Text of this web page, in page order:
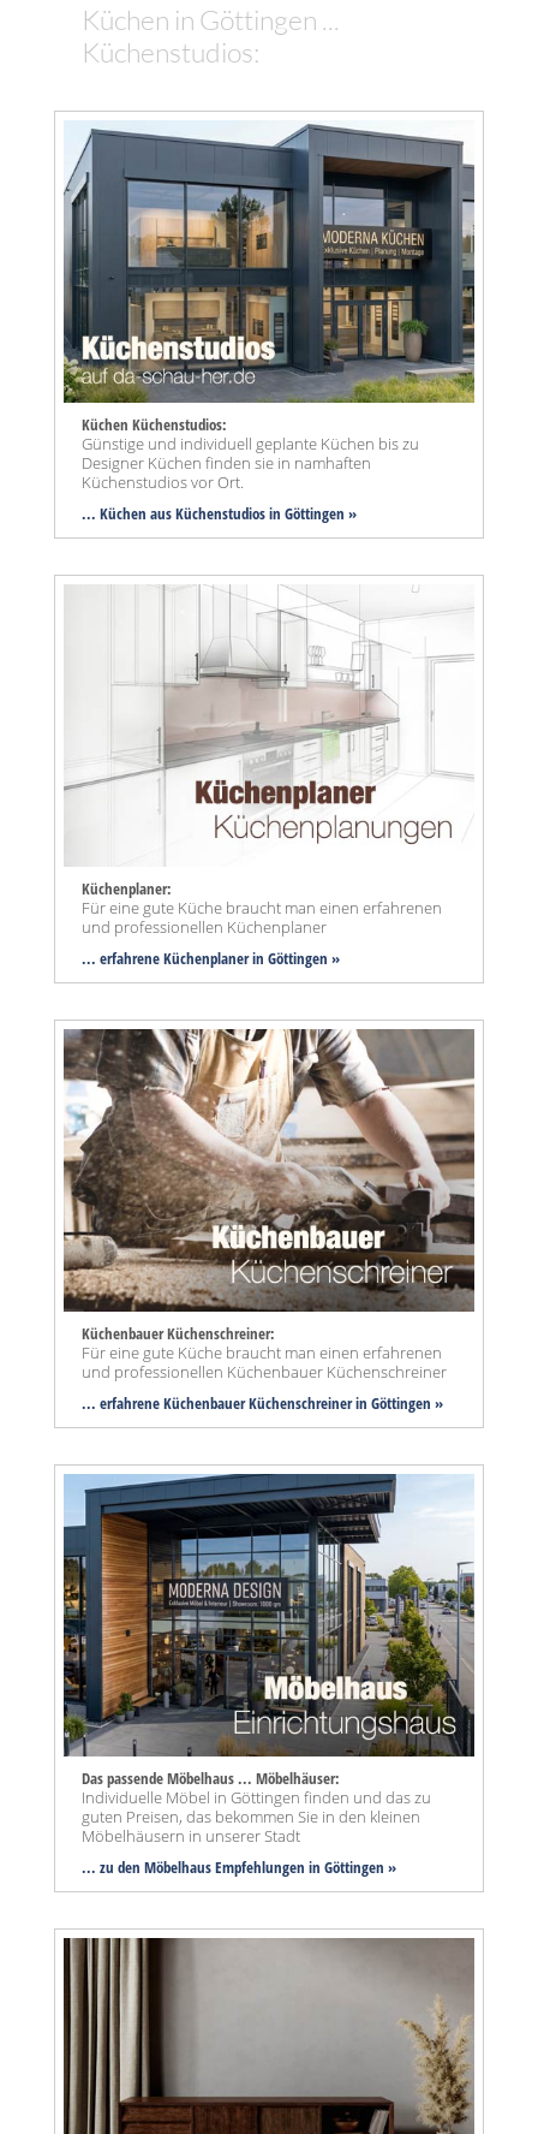
Küchen in Göttingen ...
Küchenstudios:
Küchen Küchenstudios:
Günstige und individuell geplante Küchen bis zu
Designer Küchen finden sie in namhaften
Küchenstudios vor Ort.
... Küchen aus Küchenstudios in Göttingen »
Küchenplaner:
Für eine gute Küche braucht man einen erfahrenen
und professionellen Küchenplaner
... erfahrene Küchenplaner in Göttingen »
Küchenbauer Küchenschreiner:
Für eine gute Küche braucht man einen erfahrenen
und professionellen Küchenbauer Küchenschreiner
... erfahrene Küchenbauer Küchenschreiner in Göttingen »
Das passende Möbelhaus ... Möbelhäuser:
Individuelle Möbel in Göttingen finden und das zu
guten Preisen, das bekommen Sie in den kleinen
Möbelhäusern in unserer Stadt
... zu den Möbelhaus Empfehlungen in Göttingen »